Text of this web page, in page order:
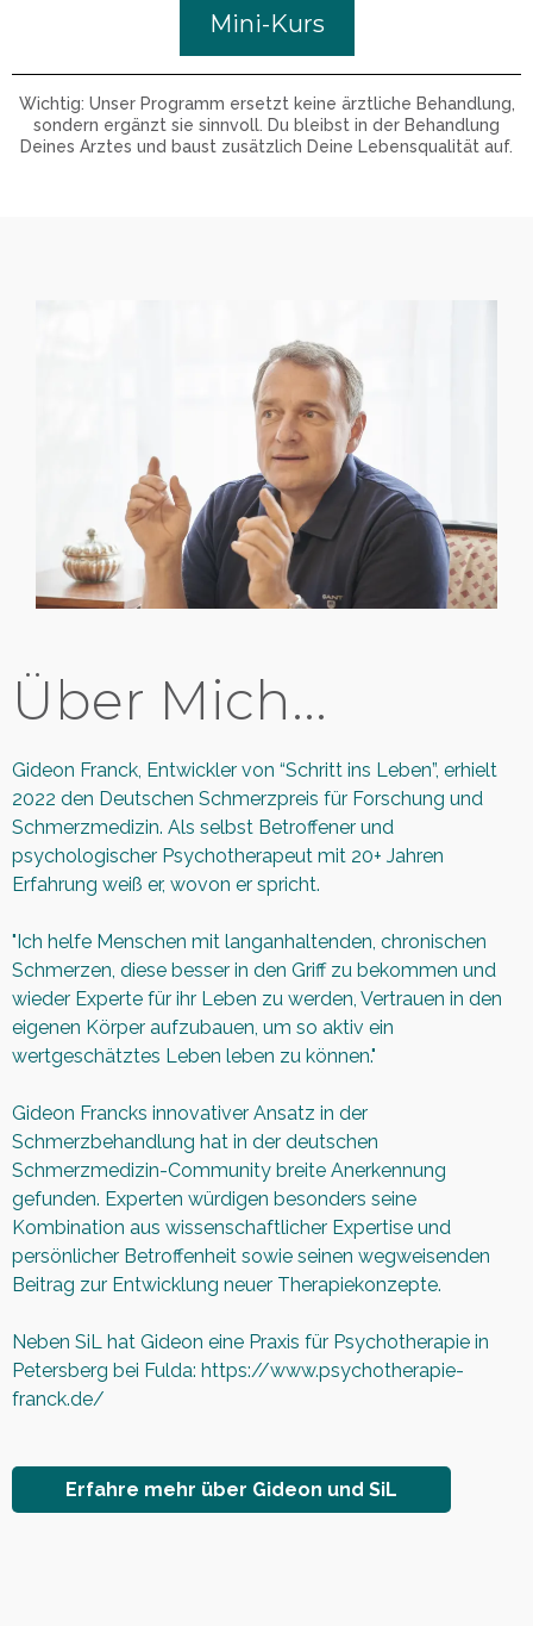
Mini-Kurs
Wichtig: Unser Programm ersetzt keine ärztliche Behandlung,
sondern ergänzt sie sinnvoll. Du bleibst in der Behandlung
Deines Arztes und baust zusätzlich Deine Lebensqualität auf.
Über Mich...
Gideon Franck, Entwickler von “Schritt ins Leben”, erhielt
2022 den Deutschen Schmerzpreis für Forschung und
Schmerzmedizin. Als selbst Betroffener und
psychologischer Psychotherapeut mit 20+ Jahren
Erfahrung weiß er, wovon er spricht.
"Ich helfe Menschen mit langanhaltenden, chronischen
Schmerzen, diese besser in den Griff zu bekommen und
wieder Experte für ihr Leben zu werden, Vertrauen in den
eigenen Körper aufzubauen, um so aktiv ein
wertgeschätztes Leben leben zu können."
Gideon Francks innovativer Ansatz in der
Schmerzbehandlung hat in der deutschen
Schmerzmedizin-Community breite Anerkennung
gefunden. Experten würdigen besonders seine
Kombination aus wissenschaftlicher Expertise und
persönlicher Betroffenheit sowie seinen wegweisenden
Beitrag zur Entwicklung neuer Therapiekonzepte.
Neben SiL hat Gideon eine Praxis für Psychotherapie in
Petersberg bei Fulda: https://www.psychotherapie-
franck.de/
Erfahre mehr über Gideon und SiL